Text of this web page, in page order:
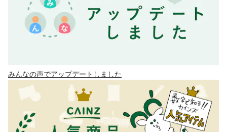
みんなの声でアップデートしました